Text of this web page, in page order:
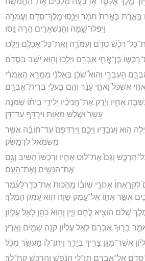
בֶּֽאֱרֹ֤ת בֶּאֱרֹת֙ חֵמָ֔ר וַיָּנֻ֛סוּ מֶֽלֶךְ־סְדֹ֥ם וַעֲמֹרָ֖ה
וַיִּפְּלוּ־שָׁ֑מָּה וְהַנִּשְׁאָרִ֖ים הֶ֥רָה נָּֽסוּ׃
סְדֹ֧ם וַעֲמֹרָ֛ה וְאֶת־כָּל־אָכְלָ֖ם וַיֵּלֵֽכוּ׃
בֶּן־אֲחִ֥י אַבְרָ֖ם וַיֵּלֵ֑כוּ וְה֥וּא יֹשֵׁ֖ב בִּסְדֹֽם׃
הָעִבְרִ֑י וְהוּא֩ שֹׁכֵ֨ן בְּאֵֽלֹנֵ֜י מַמְרֵ֣א הָאֱמֹרִ֗י
אֶשְׁכֹּל֙ וַאֲחִ֣י עָנֵ֔ר וְהֵ֖ם בַּעֲלֵ֥י בְרִית־אַבְרָֽם׃
אָחִ֑יו וַיָּ֨רֶק אֶת־חֲנִיכָ֜יו יְלִידֵ֣י בֵית֗וֹ שְׁמֹנָ֤ה
עָשָׂר֙ וּשְׁלֹ֣שׁ מֵא֔וֹת וַיִּרְדֹּ֖ף עַד־דָּֽן׃
ה֥וּא וַעֲבָדָ֖יו וַיַּכֵּ֑ם וַֽיִּרְדְּפֵם֙ עַד־חוֹבָ֔ה אֲשֶׁ֥ר
מִשְּׂמֹ֖אל לְדַמָּֽשֶׂק׃
וְגַם֩ אֶת־ל֨וֹט אָחִ֤יו וּרְכֻשׁוֹ֙ הֵשִׁ֔יב וְגַ֥ם
אֶת־הַנָּשִׁ֖ים וְאֶת־הָעָֽם׃
לִקְרָאתוֹ֒ אַחֲרֵ֣י שׁוּב֗וֹ מֵֽהַכּוֹת֙ אֶת־כְּדָרלָעֹ֔מֶר
אֲשֶׁ֣ר אִתּ֑וֹ אֶל־עֵ֣מֶק שָׁוֵ֔ה ה֖וּא עֵ֥מֶק הַמֶּֽלֶךְ׃
שָׁלֵ֔ם הוֹצִ֖יא לֶ֣חֶם וָיָ֑יִן וְה֥וּא כֹהֵ֖ן לְאֵ֥ל עֶלְיֽוֹן׃
בָּר֤וּךְ אַבְרָם֙ לְאֵ֣ל עֶלְי֔וֹן קֹנֵ֖ה שָׁמַ֥יִם וָאָֽרֶץ׃
אֲשֶׁר־מִגֵּ֥ן צָרֶ֖יךָ בְּיָדֶ֑ךָ וַיִּתֶּן־ל֥וֹ מַעֲשֵׂ֖ר מִכֹּֽל׃
אֶל־אַבְרָ֑ם תֶּן־לִ֣י הַנֶּ֔פֶשׁ וְהָרְכֻ֖שׁ קַֽח־לָֽךְ׃